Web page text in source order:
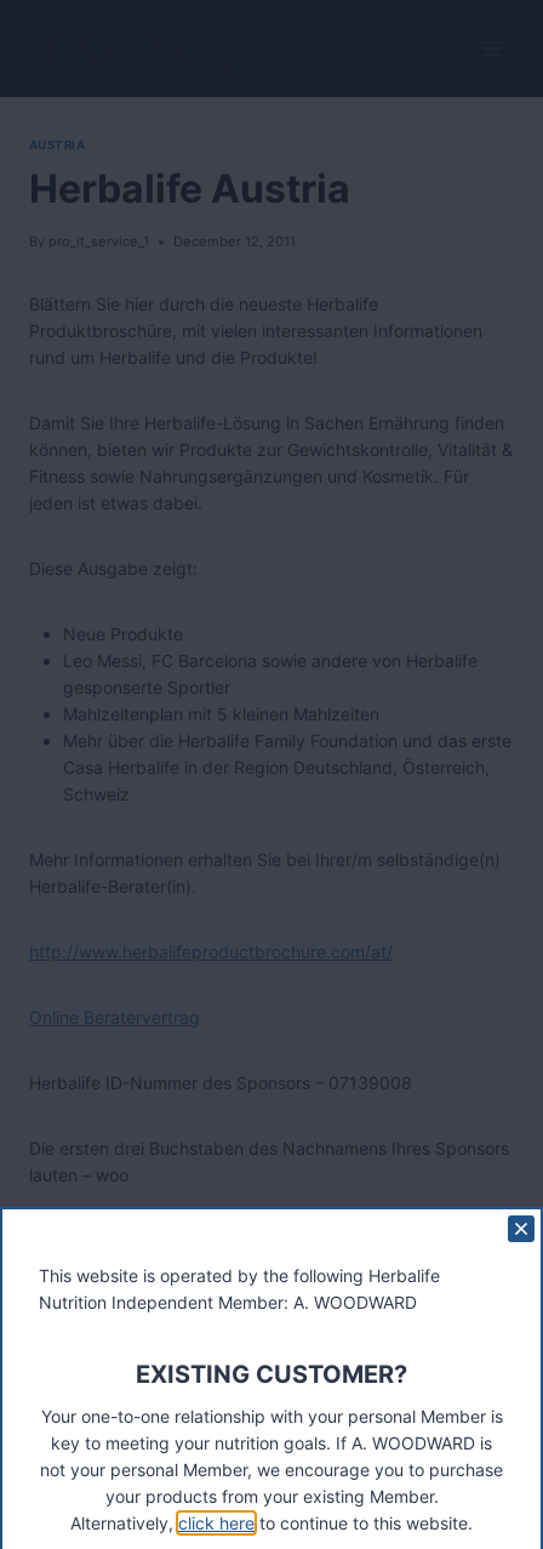
AUSTRIA
Herbalife Austria
By pro_it_service_1 December 12, 2011
Blättern Sie hier durch die neueste Herbalife
Produktbroschüre, mit vielen interessanten Informationen
rund um Herbalife und die Produkte!
Damit Sie Ihre Herbalife-Lösung in Sachen Ernährung finden
können, bieten wir Produkte zur Gewichtskontrolle, Vitalität &
Fitness sowie Nahrungsergänzungen und Kosmetik. Für
jeden ist etwas dabei.
Diese Ausgabe zeigt:
Neue Produkte
Leo Messi, FC Barcelona sowie andere von Herbalife
gesponserte Sportler
Mahlzeitenplan mit 5 kleinen Mahlzeiten
Mehr über die Herbalife Family Foundation und das erste
Casa Herbalife in der Region Deutschland, Österreich,
Schweiz
Mehr Informationen erhalten Sie bei Ihrer/m selbständige(n)
Herbalife-Berater(in).
http://www.herbalifeproductbrochure.com/at/
Online Beratervertrag
Herbalife ID-Nummer des Sponsors – 07139008
Die ersten drei Buchstaben des Nachnamens Ihres Sponsors
lauten – woo
Post
navigation
PREVIOUS
These materials were prepared by a Herbalife Independent
This website is operated by the following Herbalife
Nutrition Independent Member: A. WOODWARD
EXISTING CUSTOMER?
Your one-to-one relationship with your personal Member is
key to meeting your nutrition goals. If A. WOODWARD is
not your personal Member, we encourage you to purchase
your products from your existing Member.
Alternatively, click here to continue to this website.